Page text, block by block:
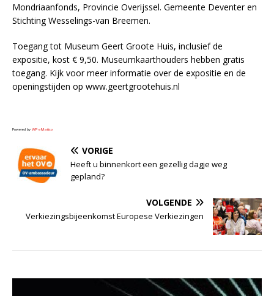
Mondriaanfonds, Provincie Overijssel. Gemeente Deventer en
Stichting Wesselings-van Breemen.
Toegang tot Museum Geert Groote Huis, inclusief de
expositie, kost € 9,50. Museumkaarthouders hebben gratis
toegang. Kijk voor meer informatie over de expositie en de
openingstijden op www.geertgrootehuis.nl
Powered by WPeMatico
VORIGE
Heeft u binnenkort een gezellig dagje weg
gepland?
VOLGENDE
Verkiezingsbijeenkomst Europese Verkiezingen